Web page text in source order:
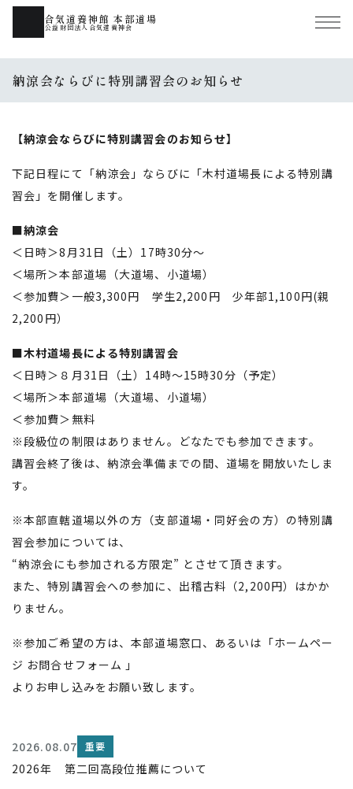
合気道養神館 本部道場
公益財団法人合気道養神会
納涼会ならびに特別講習会のお知らせ
【納涼会ならびに特別講習会のお知らせ】
下記日程にて「納涼会」ならびに「木村道場長による特別講
習会」を開催します。
■納涼会
＜日時＞8月31日（土）17時30分～
＜場所＞本部道場（大道場、小道場）
＜参加費＞一般3,300円 学生2,200円 少年部1,100円(親
2,200円）
■木村道場長による特別講習会
＜日時＞８月31日（土）14時～15時30分（予定）
＜場所＞本部道場（大道場、小道場）
＜参加費＞無料
※段級位の制限はありません。どなたでも参加できます。
講習会終了後は、納涼会準備までの間、道場を開放いたしま
す。
※本部直轄道場以外の方（支部道場・同好会の方）の特別講
習会参加については、
“納涼会にも参加される方限定” とさせて頂きます。
また、特別講習会への参加に、出稽古料（2,200円）はかか
りません。
※参加ご希望の方は、本部道場窓口、あるいは「ホームペー
ジ お問合せフォーム 」
よりお申し込みをお願い致します。
2026.08.07 重要
2026年 第二回高段位推薦について